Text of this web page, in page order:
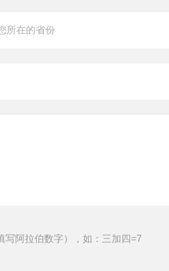
写阿拉伯数字），如：三加四=7